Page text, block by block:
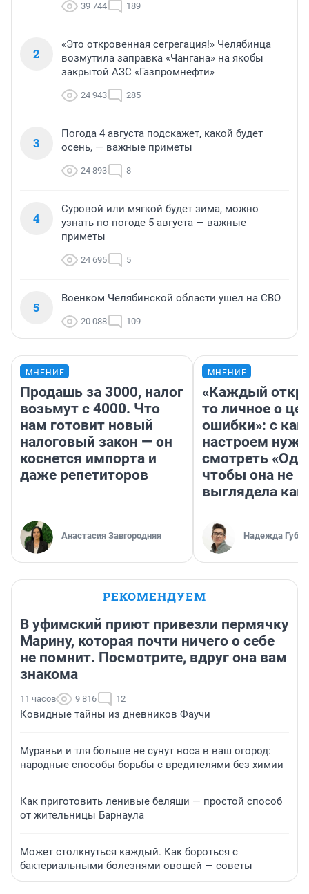
39 744 189
2
«Это откровенная сегрегация!» Челябинца
возмутила заправка «Чангана» на якобы
закрытой АЗС «Газпромнефти»
24 943 285
3
Погода 4 августа подскажет, какой будет
осень, — важные приметы
24 893 8
4
Суровой или мягкой будет зима, можно
узнать по погоде 5 августа — важные
приметы
24 695 5
5
Военком Челябинской области ушел на СВО
20 088 109
МНЕНИЕ
Продашь за 3000, налог
возьмут с 4000. Что
нам готовит новый
налоговый закон — он
коснется импорта и
даже репетиторов
Анастасия Завгородняя
МНЕНИЕ
«Каждый
то личное о
ошибки»: с
настроем
смотреть
чтобы она не
выглядела как
Надежда
РЕКОМЕНДУЕМ
В уфимский приют привезли пермячку
Марину, которая почти ничего о себе
не помнит. Посмотрите, вдруг она вам
знакома
11 часов 9 816 12
Ковидные тайны из дневников Фаучи
Муравьи и тля больше не сунут носа в ваш огород:
народные способы борьбы с вредителями без химии
Как приготовить ленивые беляши — простой способ
от жительницы Барнаула
Может столкнуться каждый. Как бороться с
бактериальными болезнями овощей — советы